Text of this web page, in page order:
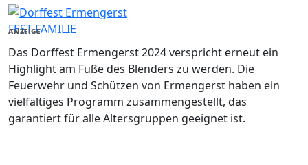
FESTFAMILIE
ANZEIGE
Das Dorffest Ermengerst 2024 verspricht erneut ein
Highlight am Fuße des Blenders zu werden. Die
Feuerwehr und Schützen von Ermengerst haben ein
vielfältiges Programm zusammengestellt, das
garantiert für alle Altersgruppen geeignet ist.